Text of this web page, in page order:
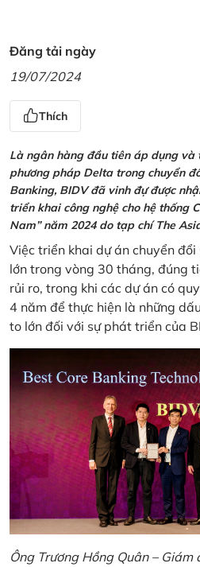
Đăng tải ngày
19/07/2024
Thích
Là ngân hàng đầu tiên áp dụng và
phương pháp Delta trong chuyển
Banking, BIDV đã vinh đự được
triển khai công nghệ cho hệ thống
Nam” năm 2024 do tạp chí The
Việc triển khai dự án chuyển
lớn trong vòng 30 tháng, đúng
rủi ro, trong khi các dự án có
4 năm để thực hiện là những
to lớn đối với sự phát triển của
Ông Trương Hồng Quân –